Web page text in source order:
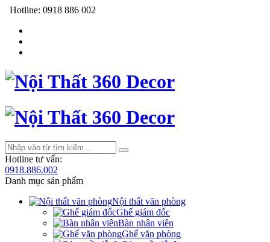
Hotline: 0918 886 002
Hotline tư vấn:
0918.886.002
Danh mục sản phẩm
Nội thất văn phòng
Ghế giám đốc
Bàn nhân viên
Ghế văn phòng